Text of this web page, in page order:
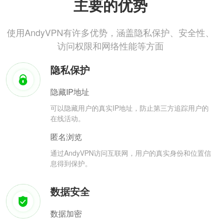
主要的优势
使用AndyVPN有许多优势，涵盖隐私保护、安全性、
访问权限和网络性能等方面
隐私保护
隐藏IP地址
可以隐藏用户的真实IP地址，防止第三方追踪用户的
在线活动。
匿名浏览
通过AndyVPN访问互联网，用户的真实身份和位置信
息得到保护。
数据安全
数据加密